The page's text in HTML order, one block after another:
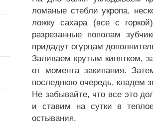
ломаные стебли укропа,
ложку сахара (все с
разрезанные пополам
придадут огурцам
Заливаем крутым кипятком,
от момента закипания.
последнюю очередь, кладем
Не забывайте, что все это
и ставим на сутки в
остывания.